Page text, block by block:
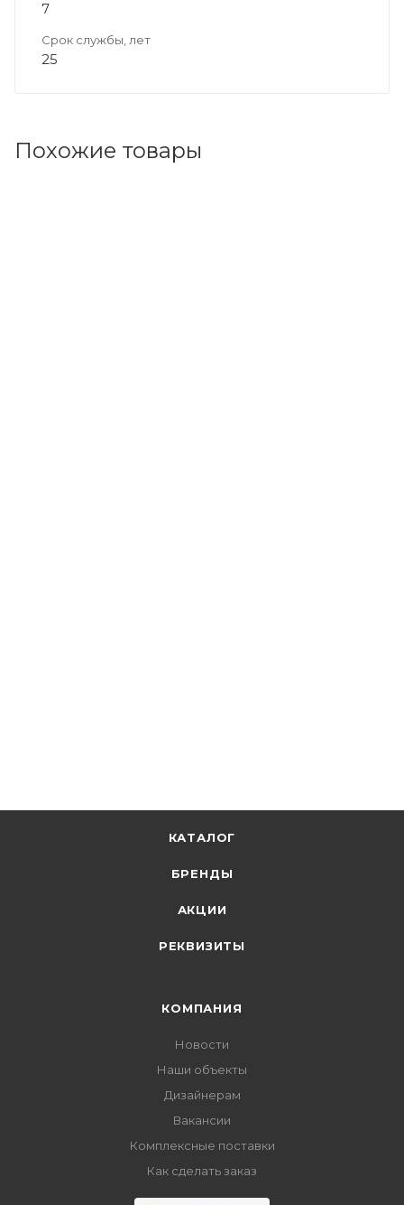
7
Срок службы, лет
25
Похожие товары
КАТАЛОГ
БРЕНДЫ
АКЦИИ
РЕКВИЗИТЫ
КОМПАНИЯ
Новости
Наши объекты
Дизайнерам
Вакансии
Комплексные поставки
Как сделать заказ